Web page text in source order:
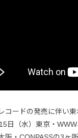
コードの発売に伴い
日（水）東京・